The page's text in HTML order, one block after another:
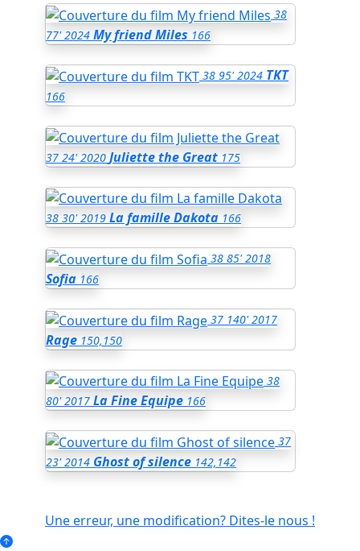
38
77' 2024 My friend Miles 166
38 95' 2024 TKT
166
37 24' 2020 Juliette the Great 175
38 30' 2019 La famille Dakota 166
38 85' 2018
Sofia 166
37 140' 2017
Rage 150,150
38
80' 2017 La Fine Equipe 166
37
23' 2014 Ghost of silence 142,142
Une erreur, une modification? Dites-le nous !